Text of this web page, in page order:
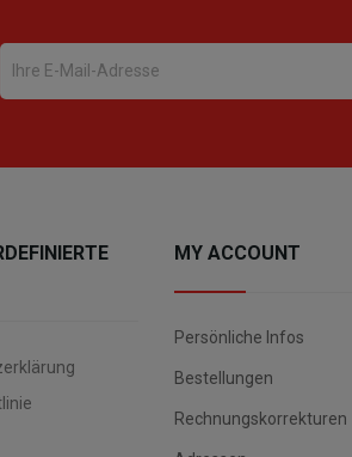
MY ACCOUNT
Persönliche Infos
Bestellungen
Rechnungskorrekturen